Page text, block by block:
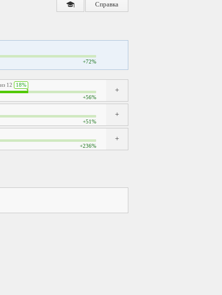
Справка
+72%
12 18%
+56%
+51%
+236%